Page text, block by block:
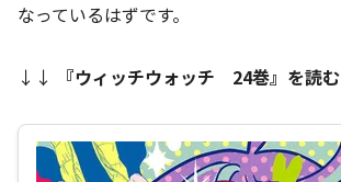
なっているはずです。
↓↓ 『ウィッチウォッチ 24巻』を読む